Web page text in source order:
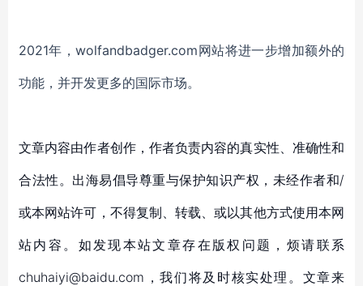
2021年，wolfandbadger.com网站将进一步增加额外的
功能，并开发更多的国际市场。
文章内容由作者创作，作者负责内容的真实性、准确性和
合法性。出海易倡导尊重与保护知识产权，未经作者和/
或本网站许可，不得复制、转载、或以其他方式使用本网
站内容。如发现本站文章存在版权问题，烦请联系
chuhaiyi@baidu.com，我们将及时核实处理。文章来